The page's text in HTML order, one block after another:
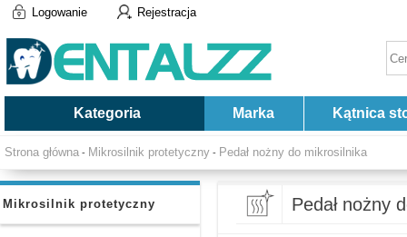
Logowanie Rejestracja
Kategoria Marka Kątnica
Strona główna - Mikrosilnik protetyczny - Pedał nożny do mikrosilnika
Mikrosilnik protetyczny Pedał nożny